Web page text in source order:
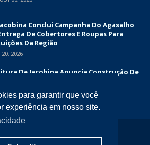
para garantir que você
experiência em nosso site.
Conclui Campanha Do Agasalho
De Cobertores E Roupas Para
Da Região
20, 2026
De Jacobina Anuncia Construção De
A R$ 1,7 Milhão
12, 2026